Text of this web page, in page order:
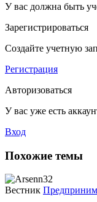
У вас должна быть
Зарегистрироваться
Создайте учетную
Регистрация
Авторизоваться
У вас уже есть
Вход
Похожие темы
Вестник